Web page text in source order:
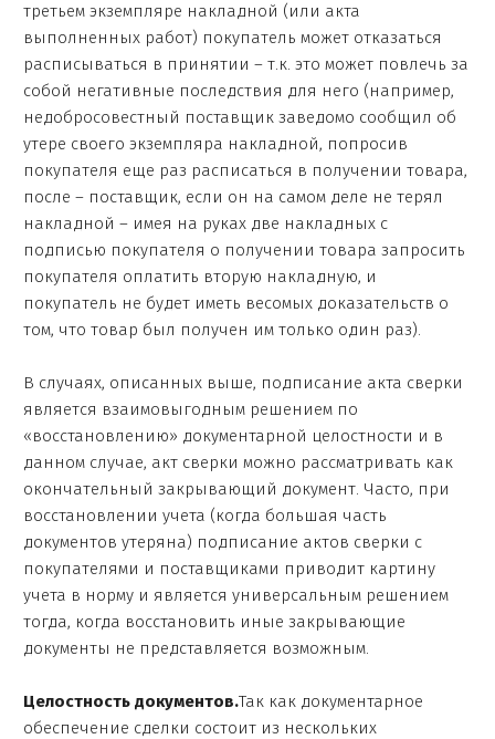
третьем экземпляре накладной (или акта
выполненных работ) покупатель может отказаться
расписываться в принятии – т.к. это может повлечь за
собой негативные последствия для него (например,
недобросовестный поставщик заведомо сообщил об
утере своего экземпляра накладной, попросив
покупателя еще раз расписаться в получении товара,
после – поставщик, если он на самом деле не терял
накладной – имея на руках две накладных с
подписью покупателя о получении товара запросить
покупателя оплатить вторую накладную, и
покупатель не будет иметь весомых доказательств о
том, что товар был получен им только один раз).
В случаях, описанных выше, подписание акта сверки
является взаимовыгодным решением по
«восстановлению» документарной целостности и в
данном случае, акт сверки можно рассматривать как
окончательный закрывающий документ. Часто, при
восстановлении учета (когда большая часть
документов утеряна) подписание актов сверки с
покупателями и поставщиками приводит картину
учета в норму и является универсальным решением
тогда, когда восстановить иные закрывающие
документы не представляется возможным.
Целостность документов.Так как документарное
обеспечение сделки состоит из нескольких